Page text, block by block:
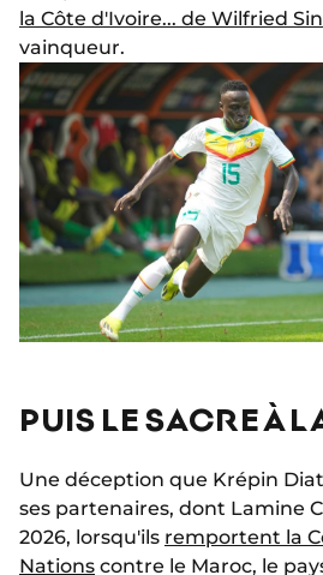
la Côte d'Ivoire... de Wilfried
vainqueur.
PUIS LE SACRE À
Une déception que Krépin
ses partenaires, dont Lamine
2026, lorsqu'ils remportent la
Nations contre le Maroc, le